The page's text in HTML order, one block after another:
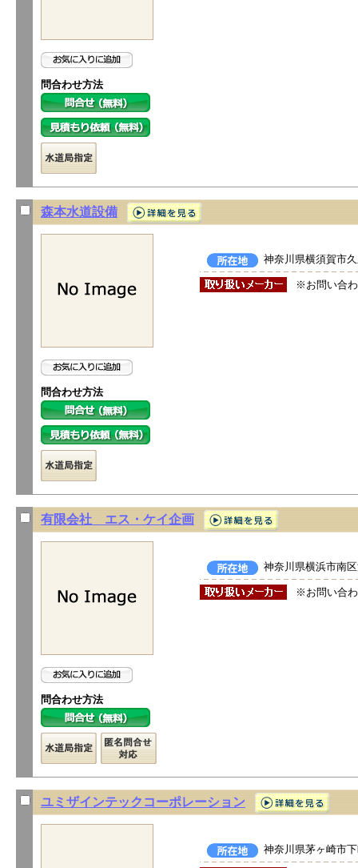
問合わせ方法
森本水道設備
問合わせ方法
神奈川県横須賀市
※お問い合
有限会社 エス・ケイ企画
問合わせ方法
神奈川県横浜市南
※お問い合
ユミザインテックコーポレーション
神奈川県茅ヶ崎市